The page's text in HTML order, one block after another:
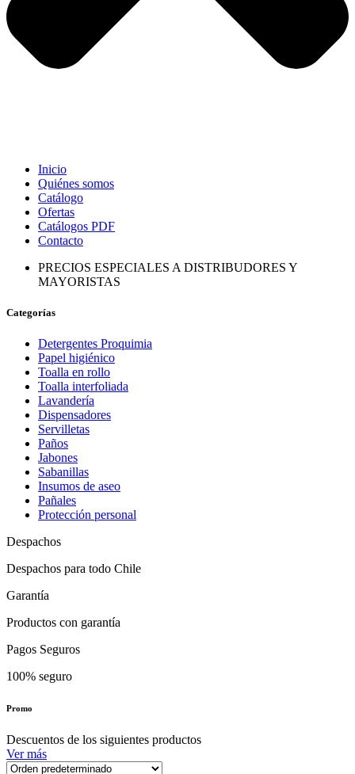
Inicio
Quiénes somos
Catálogo
Ofertas
Catálogos PDF
Contacto
PRECIOS ESPECIALES A DISTRIBUDORES Y
MAYORISTAS
Categorías
Detergentes Proquimia
Papel higiénico
Toalla en rollo
Toalla interfoliada
Lavandería
Dispensadores
Servilletas
Paños
Jabones
Sabanillas
Insumos de aseo
Pañales
Protección personal
Despachos
Despachos para todo Chile
Garantía
Productos con garantía
Pagos Seguros
100% seguro
Promo
Descuentos de los siguientes productos
Ver más